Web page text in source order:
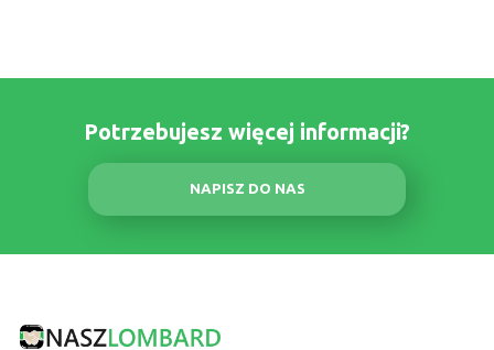
Potrzebujesz więcej informacji?
NAPISZ DO NAS